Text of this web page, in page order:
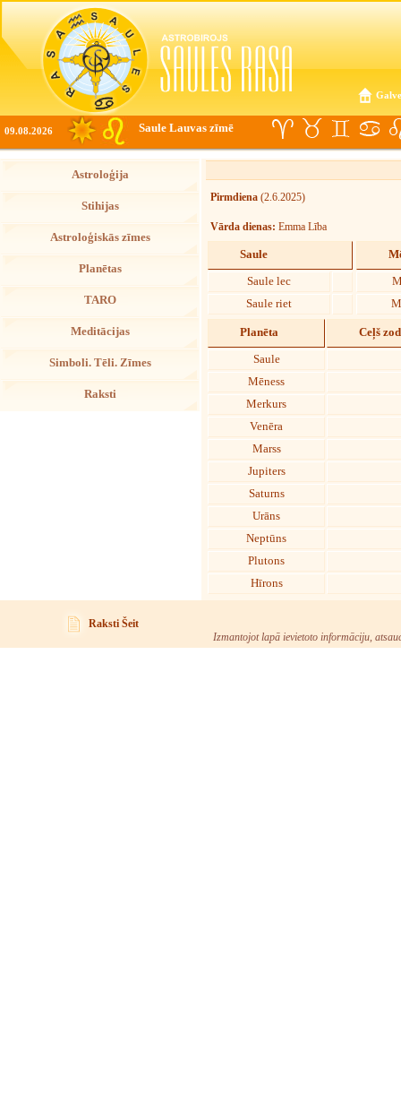
09.08.2026 Saule Lauvas zīmē
Astroloģija
Stihijas
Astroloģiskās zīmes
Planētas
TARO
Meditācijas
Simboli. Tēli. Zīmes
Raksti
Pirmdiena (2.6.2025)
Vārda dienas: Emma Lība
Saule
Saule lec
Saule riet
Planēta Ceļš
Saule
Mēness
Merkurs
Venēra
Marss
Jupiters
Saturns
Urāns
Neptūns
Plutons
Hīrons
Raksti Šeit
Izmantojot lapā ievietoto informāciju,